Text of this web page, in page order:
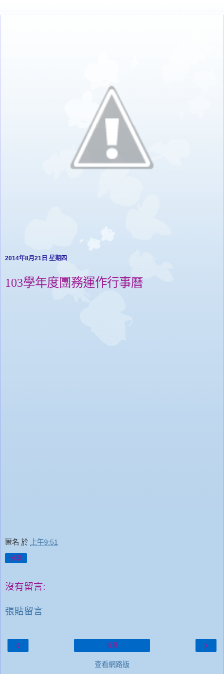
2014年8月21日 星期四
103學年度團務運作行事曆
匿名 於 上午9:51
分享
沒有留言:
張貼留言
‹ ›
首頁
查看網路版